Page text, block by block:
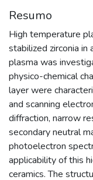
Resumo
High temperature
stabilized zirconia
plasma was
physico-chemical
layer were
and scanning
diffraction, narrow
secondary neutral
photoelectron
applicability of this
ceramics. The